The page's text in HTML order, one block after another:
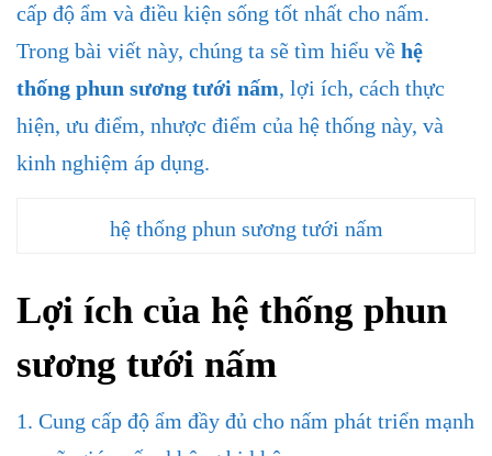
cấp độ ẩm và điều kiện sống tốt nhất cho nấm.
Trong bài viết này, chúng ta sẽ tìm hiểu về hệ
thống phun sương tưới nấm, lợi ích, cách thực
hiện, ưu điểm, nhược điểm của hệ thống này, và
kinh nghiệm áp dụng.
hệ thống phun sương tưới nấm
Lợi ích của hệ thống phun
sương tưới nấm
Cung cấp độ ẩm đầy đủ cho nấm phát triển mạnh